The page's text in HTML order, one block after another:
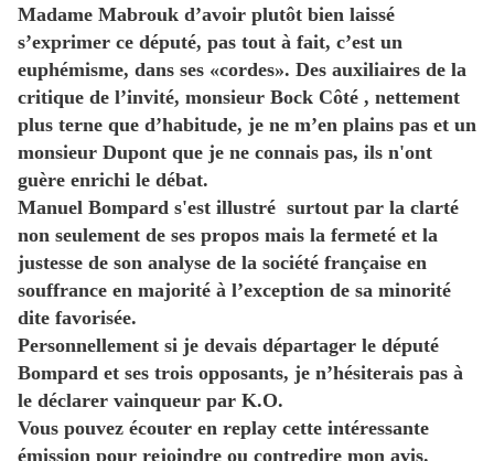
Madame Mabrouk d’avoir plutôt bien laissé‭
‬s’exprimer ce député,‭ ‬pas tout à fait,‭ ‬c’est un
euphémisme,‭ ‬dans ses‭ «‬cordes‭»‬.‭ ‬Des auxiliaires de la
critique de l’invité,‭ ‬monsieur Bock Côté‭ ‬,‭ ‬nettement
plus terne que d’habitude,‭ ‬je ne m’en plains pas et un
monsieur Dupont que je ne connais pas, ils n'ont
guère enrichi le débat.
Manuel Bompard s'est illustré surtout par la clarté
non seulement de ses propos mais la fermeté et la
justesse de son analyse de la société française en
souffrance en majorité à l’exception de sa minorité
dite favorisée.
Personnellement si je devais départager le député
Bompard et ses trois opposants,‭ ‬je n’hésiterais pas à
le déclarer vainqueur par K.O.
Vous pouvez écouter en replay cette intéressante
émission pour rejoindre ou contredire mon avis.